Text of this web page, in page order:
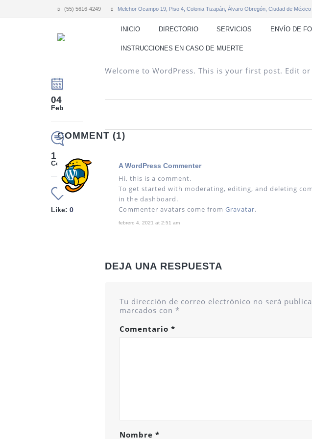
(55) 5616-4249 Melchor Ocampo 19, Piso 4, Colonia Tizapán, Álvaro Obregón, Ciudad de México
INICIO DIRECTORIO SERVICIOS ENVÍO DE
INSTRUCCIONES EN CASO DE MUERTE
04
Feb
1
Comment
Like: 0
Welcome to WordPress. This is your first post. Edit
COMMENT (1)
A WordPress Commenter
Hi, this is a comment.
To get started with moderating, editing, and deleting
in the dashboard.
Commenter avatars come from Gravatar.
febrero 4, 2021 at 2:51 am
DEJA UNA RESPUESTA
Tu dirección de correo electrónico no será
marcados con *
Comentario *
Nombre *